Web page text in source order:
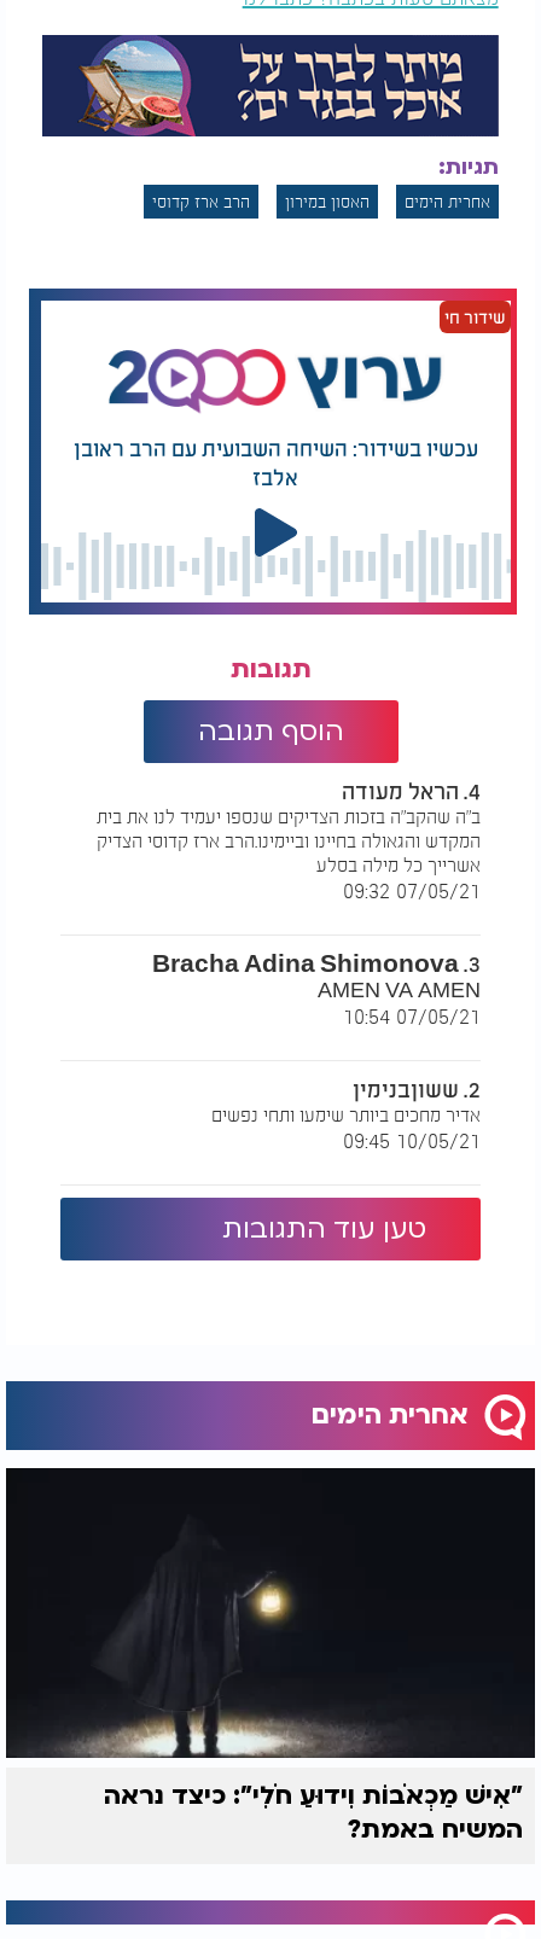
המלצות נוספות
האם השם הזה מביא
מזל? כך סברו גדולי
מכה מדויקת: חיל
Play
תגיות:
אחרית הימים האסון במירון הרב ארז קדוסי
שידור חי
עכשיו בשידור: השיחה השבועית עם הרב ראובן
אלבז
תגובות
הוסף תגובה
4. הראל מעודה
ב"ה שהקב"ה בזכות הצדיקים שנספו יעמיד לנו את בית
המקדש והגאולה בחיינו וביימינו.הרב ארז קדוסי הצדיק
אשרייך כל מילה בסלע
07/05/21 09:32
3. Bracha Adina Shimonova
AMEN VA AMEN
07/05/21 10:54
2. ששוןבנימין
אדיר מחכים ביותר שימעו ותחי נפשים
10/05/21 09:45
טען עוד התגובות
אחרית הימים
"אִישׁ מַכְאֹבוֹת וִידוּעַ חֹלִי": כיצד נראה
המשיח באמת?